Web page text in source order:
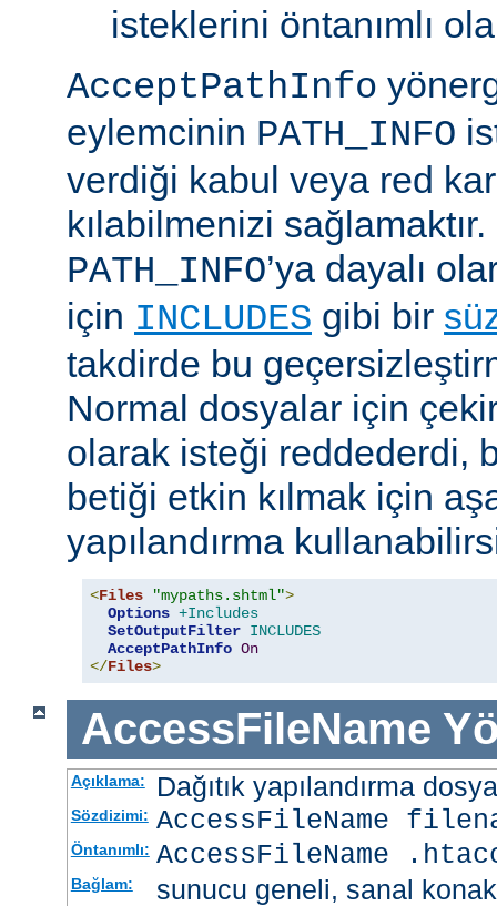
isteklerini öntanımlı
AcceptPathInfo
eylemcinin PATH_INFO
verdiği kabul veya red
kılabilmenizi
PATH_INFO’ya dayalı
için INCLUDES gibi bir
takdirde bu
Normal dosyalar için
olarak isteği reddederdi,
betiği etkin kılmak için
yapılandırma
<Files "mypaths.shtml">
Options +Includes
SetOutputFilter INCLUDES
AcceptPathInfo On
</Files>
AccessFileName
Açıklama: Dağıtık yapılandırma
Sözdizimi: AccessFileName
Öntanımlı: AccessFileName
Bağlam: sunucu geneli, sanal konak